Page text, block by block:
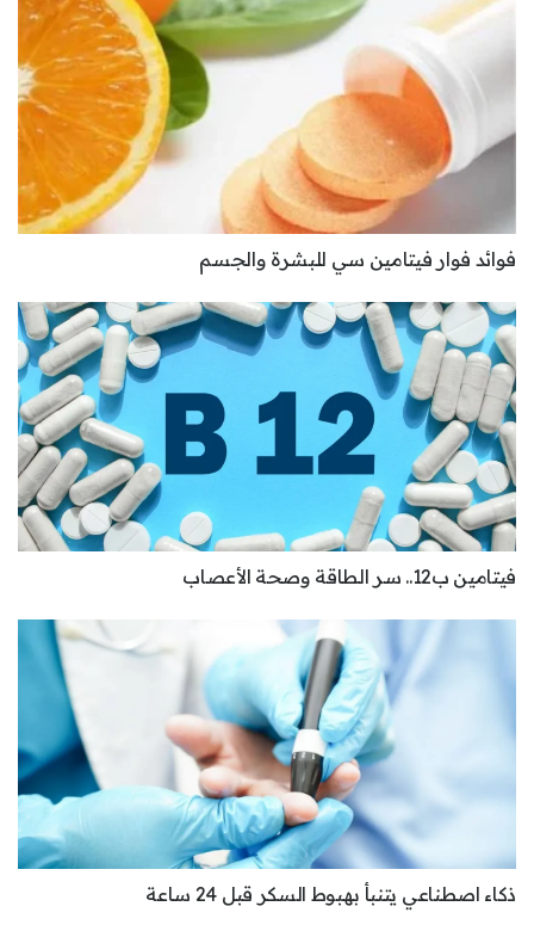
فوائد فوار فيتامين سي للبشرة والجسم
فيتامين ب12.. سر الطاقة وصحة الأعصاب
ذكاء اصطناعي يتنبأ بهبوط السكر قبل 24 ساعة